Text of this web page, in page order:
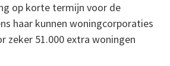
op korte termijn voor de
haar kunnen woningcorporaties
zeker 51.000 extra woningen